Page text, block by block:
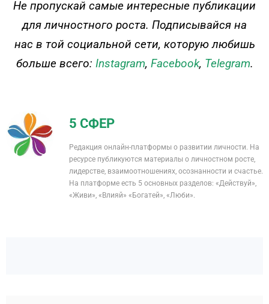
Не пропускай самые интересные публикации
для личностного роста. Подписывайся на
нас в той социальной сети, которую любишь
больше всего: Instagram, Facebook, Telegram.
5 СФЕР
Редакция онлайн-платформы о развитии личности. На
ресурсе публикуются материалы о личностном росте,
лидерстве, взаимоотношениях, осознанности и счастье.
На платформе есть 5 основных разделов: «Действуй»,
«Живи», «Влияй» «Богатей», «Люби».